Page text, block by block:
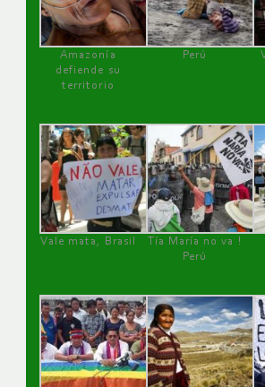
Amazonía
defiende su
territorio
Perú
Vale mata, Brasil
Tía María no va !
Perú